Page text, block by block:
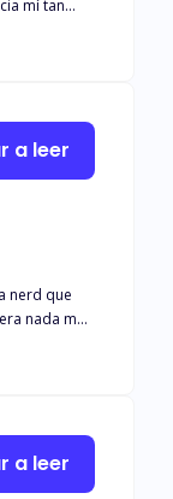
nada más
las
a leer
a leer